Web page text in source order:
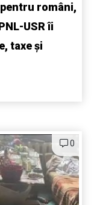
români,
USR îi
taxe și
0